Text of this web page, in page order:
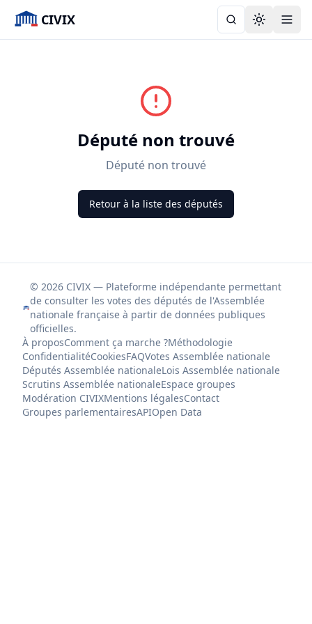
CIVIX Toggle
Député non trouvé
Député non trouvé
Retour à la liste des députés
© 2026 CIVIX — Plateforme indépendante permettant
de consulter les votes des députés de l'Assemblée
nationale française à partir de données publiques
officielles.
À proposComment ça marche ?Méthodologie
ConfidentialitéCookiesFAQVotes Assemblée nationale
Députés Assemblée nationaleLois Assemblée nationale
Scrutins Assemblée nationaleEspace groupes
Modération CIVIXMentions légalesContact
Groupes parlementairesAPIOpen Data